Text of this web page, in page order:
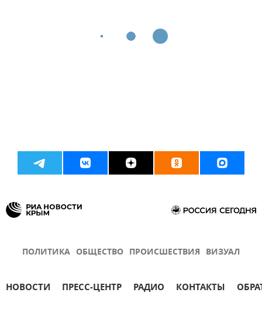
ПОЛИТИКА ОБЩЕСТВО ПРОИСШЕСТВИЯ ВИЗУАЛ
НОВОСТИ ПРЕСС-ЦЕНТР РАДИО КОНТАКТЫ